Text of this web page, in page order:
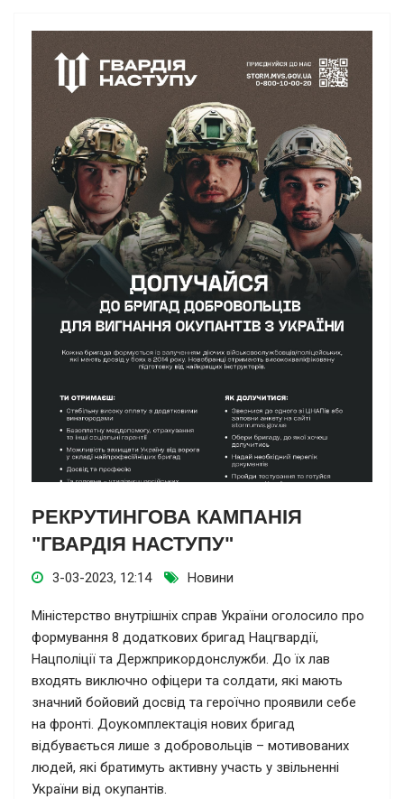
РЕКРУТИНГОВА КАМПАНІЯ
"ГВАРДІЯ НАСТУПУ"
3-03-2023, 12:14 Новини
Міністерство внутрішніх справ України оголосило про
формування 8 додаткових бригад Нацгвардії,
Нацполіції та Держприкордонслужби. До їх лав
входять виключно офіцери та солдати, які мають
значний бойовий досвід та героїчно проявили себе
на фронті. Доукомплектація нових бригад
відбувається лише з добровольців – мотивованих
людей, які братимуть активну участь у звільненні
України від окупантів.